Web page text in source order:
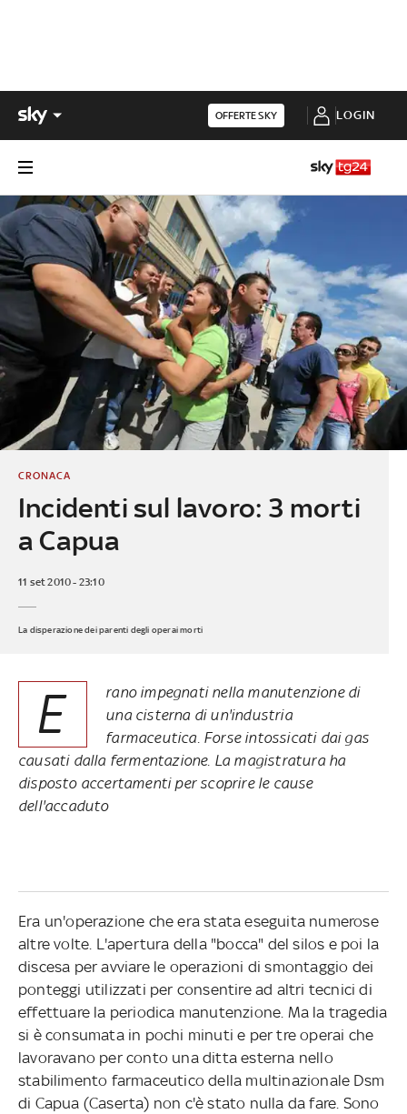
OFFERTE SKY LOGIN
Incidenti sul lavoro: 3 morti
a Capua
CRONACA
11 set 2010 - 23:10
La disperazione dei parenti degli operai morti
E
rano impegnati nella manutenzione di
una cisterna di un'industria
farmaceutica. Forse intossicati dai gas
causati dalla fermentazione. La magistratura ha
disposto accertamenti per scoprire le cause
dell'accaduto
Era un'operazione che era stata eseguita numerose
altre volte. L'apertura della "bocca" del silos e poi la
discesa per avviare le operazioni di smontaggio dei
ponteggi utilizzati per consentire ad altri tecnici di
effettuare la periodica manutenzione. Ma la tragedia
si è consumata in pochi minuti e per tre operai che
lavoravano per conto una ditta esterna nello
stabilimento farmaceutico della multinazionale Dsm
di Capua (Caserta) non c'è stato nulla da fare. Sono